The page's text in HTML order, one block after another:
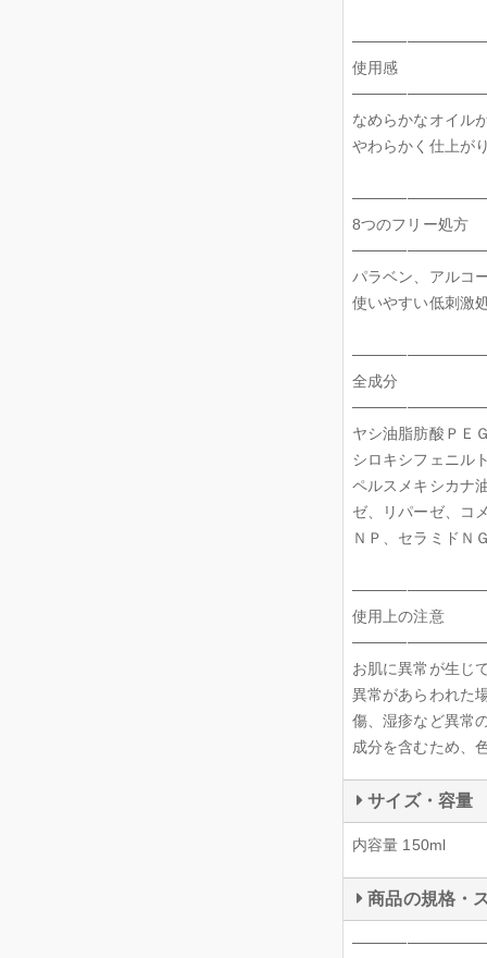
使用感
なめらかなオイル
やわらかく仕上が
8つのフリー処方
パラベン、アルコ
使いやすい低刺激
全成分
ヤシ油脂肪酸ＰＥ
シロキシフェニル
ペルスメキシカナ
ゼ、リパーゼ、コ
ＮＰ、セラミドＮ
使用上の注意
お肌に異常が生じ
異常があらわれた
傷、湿疹など異常
成分を含むため、
サイズ・容量
内容量 150ml
商品の規格・